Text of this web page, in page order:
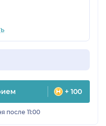
+ 100
после 11:00